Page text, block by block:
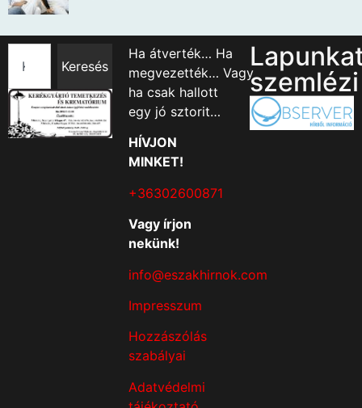
Keresés
Ha átverték… Ha
megvezették… Vagy
ha csak hallott
egy jó sztorit…
HÍVJON
MINKET!
+36302600871
Vagy írjon
nekünk!
info@eszakhirnok.com
Impresszum
Hozzászólás
szabályai
Adatvédelmi
szemlézi